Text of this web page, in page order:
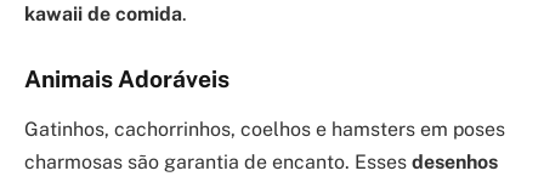
kawaii de comida.
Animais Adoráveis
Gatinhos, cachorrinhos, coelhos e hamsters em poses
charmosas são garantia de encanto. Esses desenhos